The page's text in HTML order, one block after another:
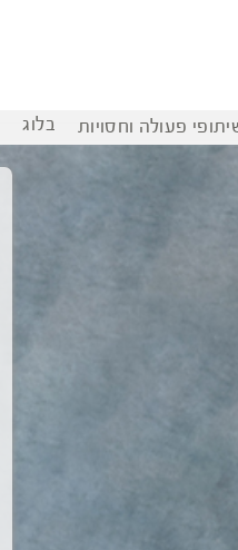
פעולה וחסויות בלוג